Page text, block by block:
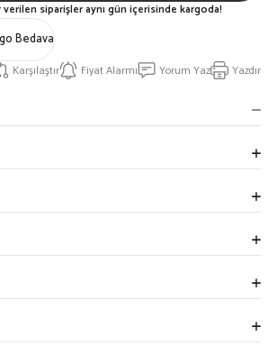
Bedava
Karşılaştır Fiyat Alarmı Yorum Yaz Yazdır
siparişler aynı gün içerisinde kargoda!